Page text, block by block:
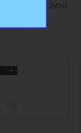
PER BOVINI